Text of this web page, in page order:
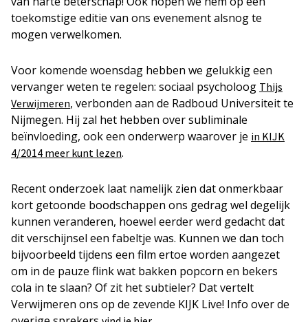
toekomstige editie van ons evenement alsnog te
mogen verwelkomen.
Voor komende woensdag hebben we gelukkig een
vervanger weten te regelen: sociaal psycholoog Thijs
Verwijmeren, verbonden aan de Radboud Universiteit te
Nijmegen. Hij zal het hebben over subliminale
beïnvloeding, ook een onderwerp waarover je in KIJK
4/2014 meer kunt lezen.
Recent onderzoek laat namelijk zien dat onmerkbaar
kort getoonde boodschappen ons gedrag wel degelijk
kunnen veranderen, hoewel eerder werd gedacht dat
dit verschijnsel een fabeltje was. Kunnen we dan toch
bijvoorbeeld tijdens een film ertoe worden aangezet
om in de pauze flink wat bakken popcorn en bekers
cola in te slaan? Of zit het subtieler? Dat vertelt
Verwijmeren ons op de zevende KIJK Live! Info over de